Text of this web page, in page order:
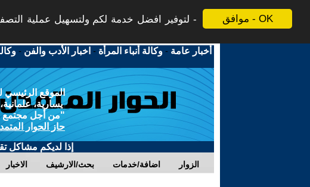
موافق - OK
لتوفير افضل خدمة لكم ولتسهيل عملية
أخبار عامة -وكالة أنباء المرأة - اخبار الأدب والفن -
الموقع
يسارية،
"من أجل مجتمع
حاز الحوار
إذا لديكم مشاكل
الاخبار بحث/الارشيف اضافة/خدمات الزوار